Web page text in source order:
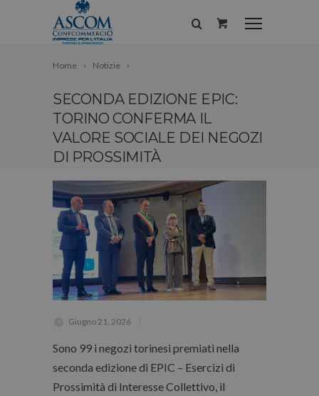
Home Notizie
SECONDA EDIZIONE EPIC:
TORINO CONFERMA IL
VALORE SOCIALE DEI NEGOZI
DI PROSSIMITÀ
Giugno 21, 2026
Sono 99 i negozi torinesi premiati nella
seconda edizione di EPIC – Esercizi di
Prossimità di Interesse Collettivo, il